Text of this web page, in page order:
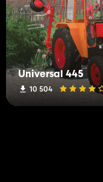
Universal 445
10 504